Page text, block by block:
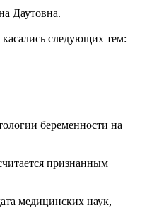
Даутовна.
следующих тем:
беременности на
признанным
медицинских наук,